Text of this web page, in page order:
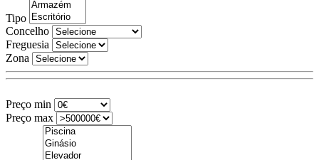
Tipo
Concelho
Freguesia
Zona
Preço min
Preço max